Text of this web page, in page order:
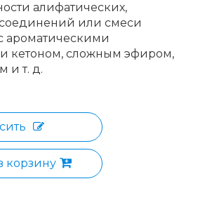
алифатических,
или смеси
ароматическими
кетоном, сложным эфиром,
и т. д.
корзину